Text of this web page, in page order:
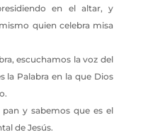
en el altar, y
quien celebra misa
escuchamos la voz del
la Palabra en la que Dios
y sabemos que es el
de Jesús.